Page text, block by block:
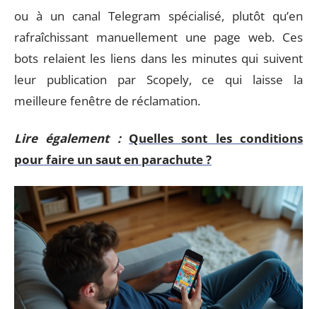
ou à un canal Telegram spécialisé, plutôt qu’en
rafraîchissant manuellement une page web. Ces
bots relaient les liens dans les minutes qui suivent
leur publication par Scopely, ce qui laisse la
meilleure fenêtre de réclamation.
Lire également : Quelles sont les conditions
pour faire un saut en parachute ?